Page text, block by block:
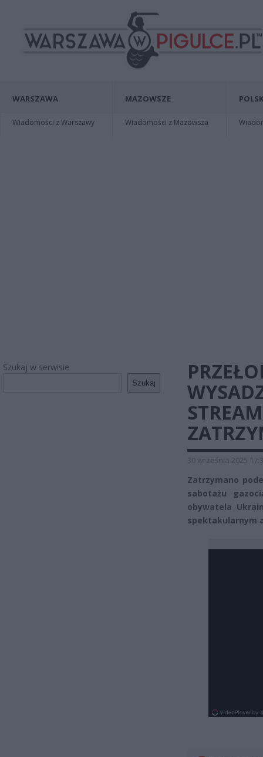
WARSZAWA
Wiadomości z Warszawy
MAZOWSZE
Wiadomości z Mazowsza
Szukaj w serwisie
Szukaj
30 września 2025
Zatrzymano
sabotażu
obywatela
spektakularnym